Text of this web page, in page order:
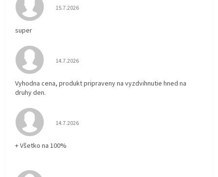
Hodnotenie obchodu je 5 z 5 hviezdičiek.
15.7.2026
super
Hodnotenie obchodu je 5 z 5 hviezdičiek.
14.7.2026
Vyhodna cena, produkt pripraveny na vyzdvihnutie hned na
druhy den.
Hodnotenie obchodu je 5 z 5 hviezdičiek.
14.7.2026
+ Všetko na 100%